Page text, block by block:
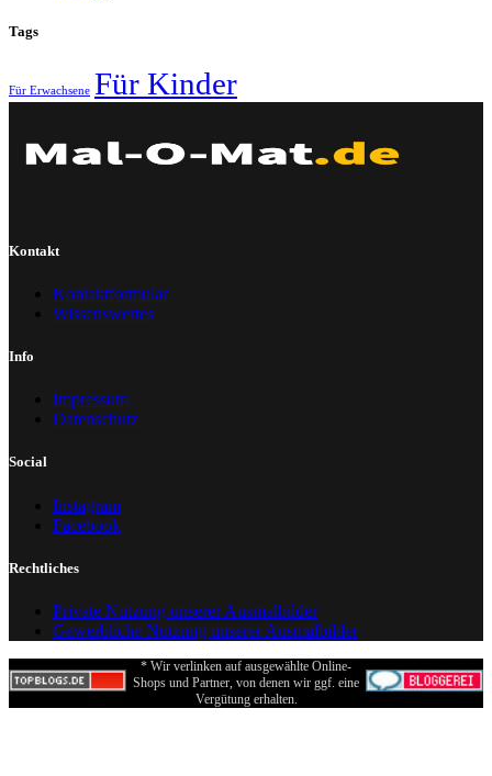
Tags
Für Erwachsene Für Kinder
Kontakt
Kontaktformular
Wissenswertes
Info
Impressum
Datenschutz
Social
Instagram
Facebook
Rechtliches
Private Nutzung unserer Ausmalbilder
Gewerbliche Nutzung unserer Ausmalbilder
* Wir verlinken auf ausgewählte Online-
Shops und Partner, von denen wir ggf. eine
Vergütung erhalten.